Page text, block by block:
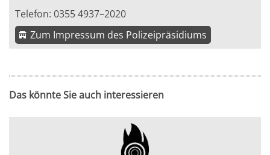
Telefon: 0355 4937–2020
Zum Impressum des Polizeipräsidiums
Das könnte Sie auch interessieren